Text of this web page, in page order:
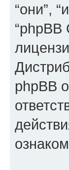
“они”,
“phpBB
phpBB